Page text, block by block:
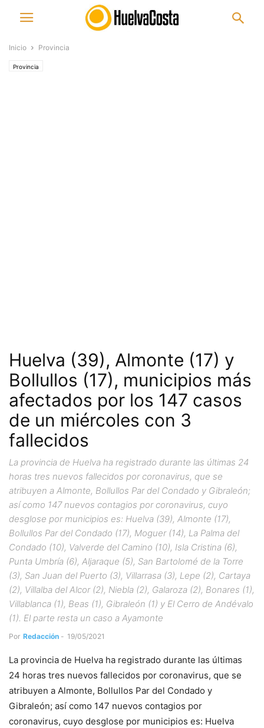
Inicio Provincia
Provincia
Huelva (39), Almonte (17) y
Bollullos (17), municipios más
afectados por los 147 casos
de un miércoles con 3
fallecidos
La provincia de Huelva ha registrado durante las últimas 24
horas tres nuevos fallecidos por coronavirus, que se
atribuyen a Almonte, Bollullos Par del Condado y Gibraleón;
así como 147 nuevos contagios por coronavirus, cuyo
desglose por municipios es: Huelva (39), Almonte (17),
Bollullos Par del Condado (17), Moguer (14), La Palma del
Condado (10), Valverde del Camino (10), Isla Cristina (6),
Punta Umbría (6), Aljaraque (5), San Bartolomé de la Torre
(3), San Juan del Puerto (3), Villarrasa (3), Lepe (2), Cartaya
(2), Villalba del Alcor (2), Niebla (2), Galaroza (2), Bonares (1),
Villablanca (1), Beas (1), Gibraleón (1) y El Cerro de Andévalo
(1). El parte resta un caso a Ayamonte
Por Redacción - 19/05/2021
La provincia de Huelva ha registrado durante las últimas
24 horas tres nuevos fallecidos por coronavirus, que se
atribuyen a Almonte, Bollullos Par del Condado y
Gibraleón; así como 147 nuevos contagios por
coronavirus, cuyo desglose por municipios es: Huelva